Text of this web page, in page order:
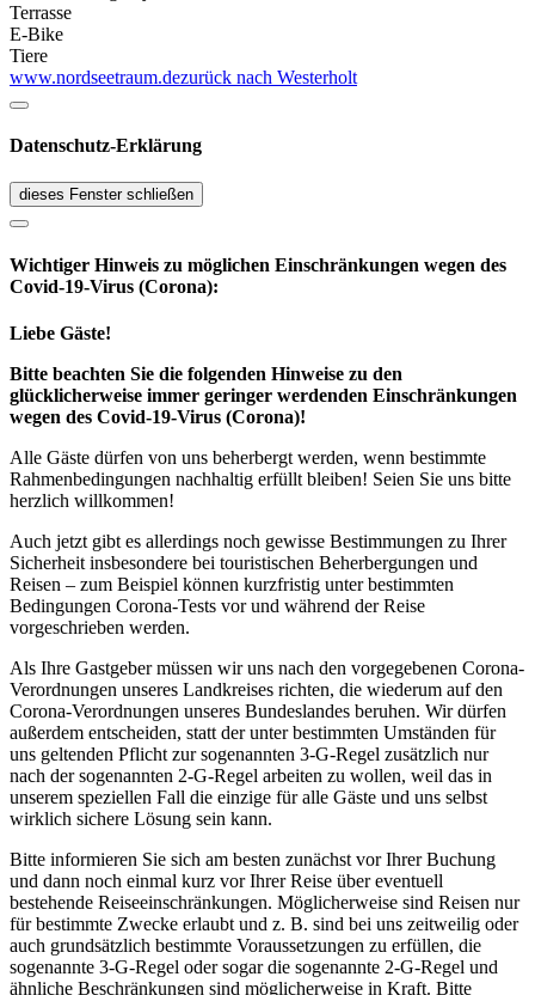
Terrasse
E-Bike
Tiere
www.nordseetraum.dezurück nach Westerholt
Datenschutz-Erklärung
dieses Fenster schließen
Wichtiger Hinweis zu möglichen Ein­schränk­ungen wegen des
Covid-19-Virus (Corona):
Liebe Gäste!
Bitte beachten Sie die folgenden Hinweise zu den
glücklicherweise immer geringer werdenden Einschränkungen
wegen des Covid-19-Virus (Corona)!
Alle Gäste dürfen von uns beherbergt werden, wenn bestimmte
Rahmenbedingungen nachhaltig erfüllt bleiben! Seien Sie uns bitte
herzlich willkommen!
Auch jetzt gibt es allerdings noch gewisse Bestimmungen zu Ihrer
Sicherheit insbesondere bei touristischen Beherbergungen und
Reisen – zum Beispiel können kurzfristig unter bestimmten
Bedingungen Corona-Tests vor und während der Reise
vorgeschrieben werden.
Als Ihre Gastgeber müssen wir uns nach den vorgegebenen Corona-
Verordnungen unseres Landkreises richten, die wiederum auf den
Corona-Verordnungen unseres Bundeslandes beruhen. Wir dürfen
außerdem entscheiden, statt der unter bestimmten Umständen für
uns geltenden Pflicht zur sogenannten 3-G-Regel zusätzlich nur
nach der sogenannten 2-G-Regel arbeiten zu wollen, weil das in
unserem speziellen Fall die einzige für alle Gäste und uns selbst
wirklich sichere Lösung sein kann.
Bitte informieren Sie sich am besten zunächst vor Ihrer Buchung
und dann noch einmal kurz vor Ihrer Reise über eventuell
bestehende Reiseeinschränkungen. Möglicherweise sind Reisen nur
für bestimmte Zwecke erlaubt und z. B. sind bei uns zeitweilig oder
auch grundsätzlich bestimmte Voraussetzungen zu erfüllen, die
sogenannte 3-G-Regel oder sogar die sogenannte 2-G-Regel und
ähnliche Beschränkungen sind möglicherweise in Kraft. Bitte